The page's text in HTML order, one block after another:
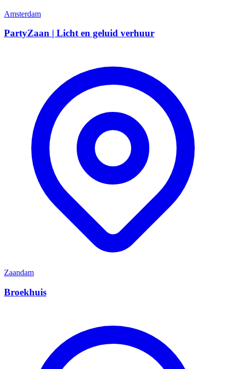
Amsterdam
PartyZaan | Licht en geluid verhuur
Zaandam
Broekhuis